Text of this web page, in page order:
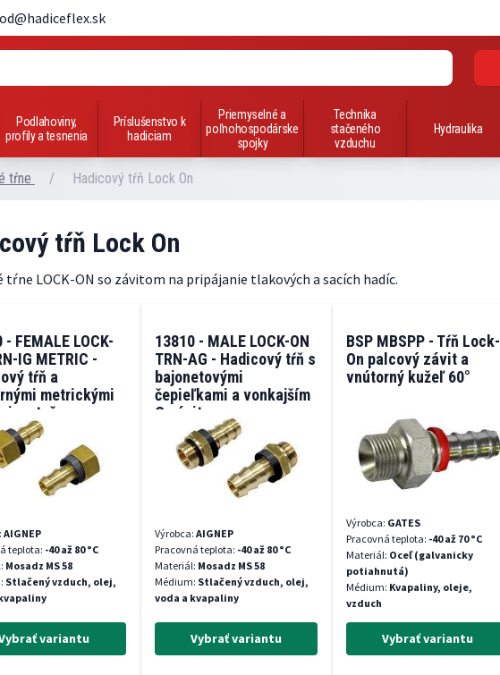
Podlahoviny,
profily a tesnenia
Príslušenstvo k
hadiciam
Priemyselné a
poľnohospodárske
spojky
Technika
stačeného
vzduchu
Hydraulika
tŕne / Hadicový tŕň Lock On
tŕň Lock On
tŕne LOCK-ON so závitom na pripájanie tlakových a sacích hadíc.
- FEMALE LOCK-
IG METRIC -
tŕň a
metrickými
a otočnou
AIGNEP
teplota: -40 až 80 °C
Mosadz MS 58
Stlačený vzduch, olej,
variantu
13810 - MALE LOCK-ON
TRN-AG - Hadicový tŕň s
bajonetovými
čepieľkami a vonkajším
G závitom
Výrobca: AIGNEP
Pracovná teplota: -40 až 80 °C
Materiál: Mosadz MS 58
Médium: Stlačený vzduch, olej,
voda a kvapaliny
Vybrať variantu
BSP MBSPP - Tŕň Lock-
On palcový závit a
vnútorný kužeľ 60°
Výrobca: GATES
Pracovná teplota: -40 až 70 °C
Materiál: Oceľ (galvanicky
potiahnutá)
Médium: Kvapaliny, oleje,
vzduch
Vybrať variantu